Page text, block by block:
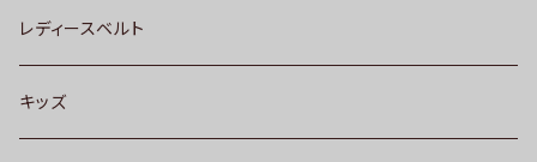
レディースベルト
キッズ